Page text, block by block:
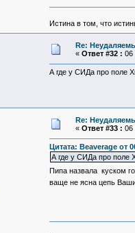
Истина в том, что
Re:
« Ответ #32 : 06
А где у СИДа про поле
Re:
« Ответ #33 : 06
Цитата: Beaverage от
А где у СИДа про поле
Пипа назвала куском
ваще не ясна цепь